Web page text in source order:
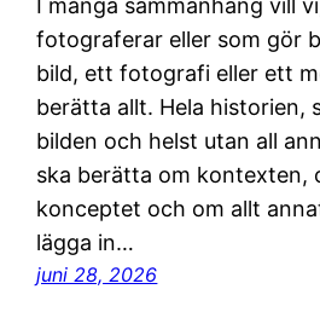
I många sammanhang vill
fotograferar eller som gör
bild, ett fotografi eller ett
berätta allt. Hela historien,
bilden och helst utan all
ska berätta om kontexten,
konceptet och om allt
lägga in…
juni 28, 2026